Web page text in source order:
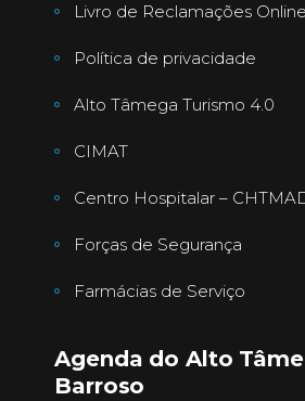
Livro de Reclamações Online
Política de privacidade
Alto Tâmega Turismo 4.0
CIMAT
Centro Hospitalar –
Forças de Segurança
Farmácias de Serviço
Agenda do Alto
Barroso